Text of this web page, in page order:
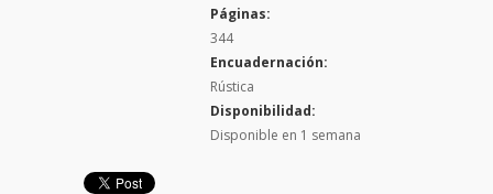
Páginas:
344
Encuadernación:
Rústica
Disponibilidad:
Disponible en 1 semana